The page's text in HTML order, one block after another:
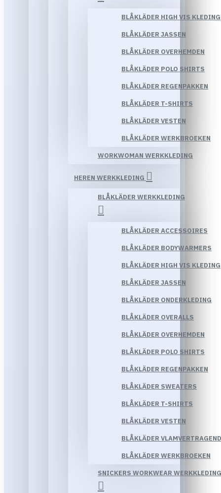
BLÅKLÄDER HIGH VIS KLEDING
BLÅKLÄDER JASSEN
BLÅKLÄDER OVERHEMDEN
BLÅKLÄDER POLO SHIRTS
BLÅKLÄDER REGENPAKKEN
BLÅKLÄDER T-SHIRTS
BLÅKLÄDER VESTEN
BLÅKLÄDER WERKBROEKEN
WORKWOMAN WERKKLEDING
HEREN WERKKLEDING
BLÅKLÄDER WERKKLEDING
BLÅKLÄDER ACCESSOIRES
BLÅKLÄDER BODYWARMERS
BLÅKLÄDER HIGH VIS KLEDING
BLÅKLÄDER JASSEN
BLÅKLÄDER ONDERKLEDING
BLÅKLÄDER OVERALLS
BLÅKLÄDER OVERHEMDEN
BLÅKLÄDER POLO SHIRTS
BLÅKLÄDER REGENPAKKEN
BLÅKLÄDER SWEATERS
BLÅKLÄDER T-SHIRTS
BLÅKLÄDER VESTEN
BLÅKLÄDER
BLÅKLÄDER WERKBROEKEN
SNICKERS WORKWEAR WERKKLEDING